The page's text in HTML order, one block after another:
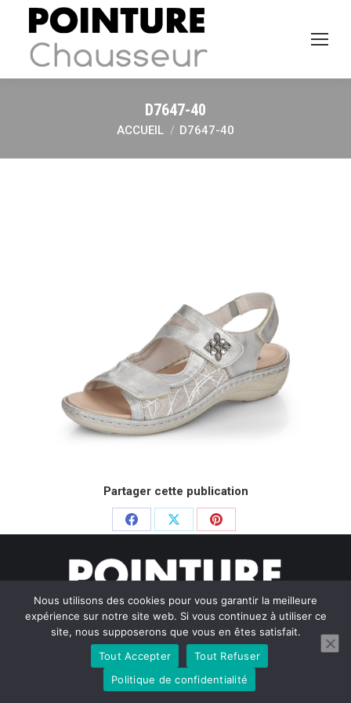
D7647-40
Vous êtes ici :
ACCUEIL D7647-40
Partager cette publication
Partager
Facebook
PartagerPartager
Pinterest
© Pointure Chausseurs - 2020. Dream-Theme — truly
WordPress themes
Menu BAS
Nous utilisons des cookies pour vous garantir la meilleure
expérience sur notre site web. Si vous continuez à utiliser ce
site, nous supposerons que vous en êtes satisfait.
Tout Accepter
Tout Refuser
Politique de confidentialité